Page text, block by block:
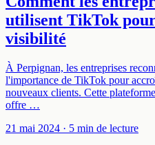
utilisent TikTok
visibilité
À Perpignan, les entreprises
l'importance de TikTok pour
nouveaux clients. Cette
offre …
21 mai 2024 · 5 min de lecture